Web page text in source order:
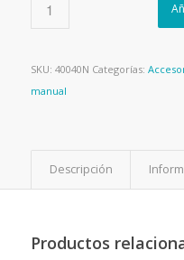
SKU: 40040N Categorías:
manual
Descripción
Productos